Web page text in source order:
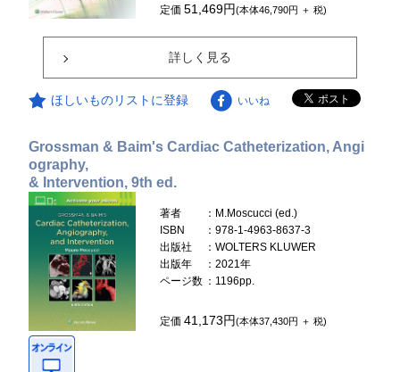
定価51,469円(本体46,790円 ＋ 税)
詳しく見る
ほしいものリストに登録 いいね
Grossman & Baim's Cardiac Catheterization, Angi
ography,
& Intervention, 9th ed.
著者
：M.Moscucci (ed.)
ISBN
：978-1-4963-8637-3
出版社
：WOLTERS KLUWER
出版年
：2021年
ページ数 ：1196pp.
定価41,173円(本体37,430円 ＋ 税)